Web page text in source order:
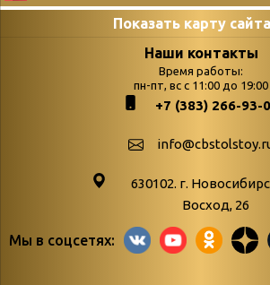
Показать карту сайта
Страницы
podvedenie-itogov-festivalya-
paskhalnaya-palitra
Библионочь – как ярмарка точь-в-
Наши контакты
Время работы:
пн-пт, вс с 11:00 до 19:00
+7 (383) 266-93-
630102. г.
Восход, 26
Мы в соцсетях: